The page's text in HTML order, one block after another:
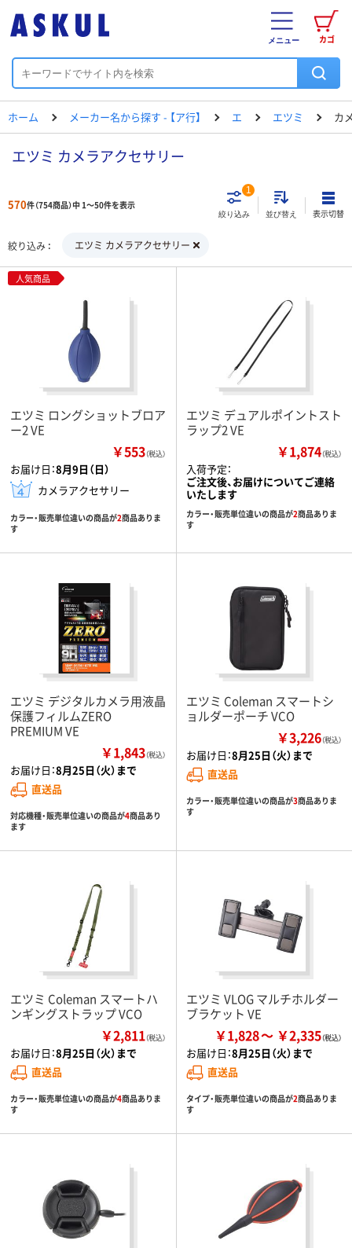
カゴ
メニュー
ホーム メーカー名から探す - 【ア行】 エ エツミ カ
エツミ カメラアクセサリー
570件（754商品）中 1～50件を表示
絞り込み
1
並び替え 表示切替
絞り込み エツミ カメラアクセサリー
人気商品
エツミ ロングショットブロア
ー2 VE
￥553（税込）
お届け日：8月9日（日）
カメラアクセサリー
カラー・販売単位違いの商品が2商品ありま
す
エツミ デュアルポイントスト
ラップ2 VE
￥1,874（税込）
入荷予定：
ご注文後、お届けについてご連絡
いたします
カラー・販売単位違いの商品が2商品ありま
す
エツミ デジタルカメラ用液晶
保護フィルムZERO
PREMIUM VE
￥1,843（税込）
お届け日：8月25日（火）まで
直送品
対応機種・販売単位違いの商品が4商品あり
ます
エツミ Coleman スマートシ
ョルダーポーチ VCO
￥3,226（税込）
お届け日：8月25日（火）まで
直送品
カラー・販売単位違いの商品が3商品ありま
す
エツミ Coleman スマートハ
ンギングストラップ VCO
￥2,811（税込）
お届け日：8月25日（火）まで
直送品
カラー・販売単位違いの商品が4商品ありま
す
エツミ VLOG マルチホルダー
ブラケット VE
￥1,828 ￥2,335
お届け日：8月25日（火）まで
直送品
タイプ・販売単位違いの商品が2商品ありま
す